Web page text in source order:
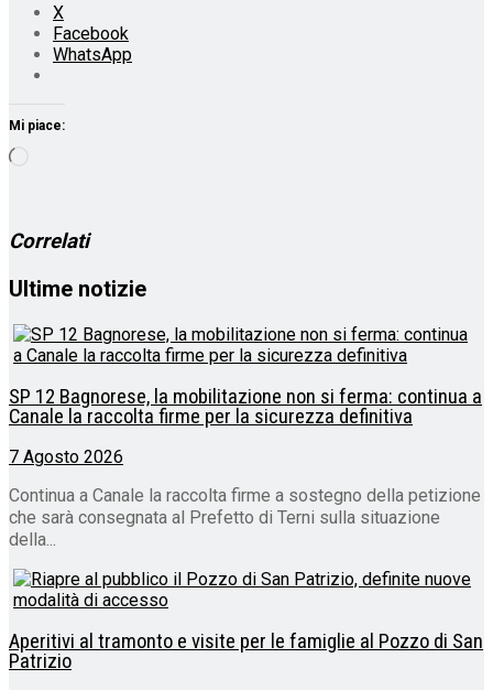
X
Facebook
WhatsApp
Mi piace:
Correlati
Ultime notizie
SP 12 Bagnorese, la mobilitazione non si ferma: continua a
Canale la raccolta firme per la sicurezza definitiva
7 Agosto 2026
Continua a Canale la raccolta firme a sostegno della petizione
che sarà consegnata al Prefetto di Terni sulla situazione
della...
Aperitivi al tramonto e visite per le famiglie al Pozzo di San
Patrizio